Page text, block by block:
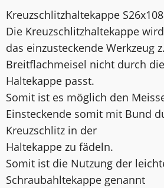
Kreuzschlitzhaltekappe S26x108
Die Kreuzschlitzhaltekappe
das einzusteckende Werkzeug
Breitflachmeisel nicht durch
Haltekappe passt.
Somit ist es möglich den
Einsteckende somit mit Bund
Kreuzschlitz in der
Haltekappe zu fädeln.
Somit ist die Nutzung der
Schraubahltekappe genannt